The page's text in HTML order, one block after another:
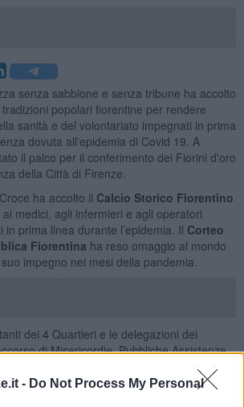
- Do Not Process My Personal
senza sabbione e senza tribune ha accolto
popolari fiorentine per rendere
sanità e del volontariato impegnati in prima
dovuta all'epidemia di Covid 19. A
il palco per il conferimento dei Fiorini d'oro
della Città di Firenze.
ha accolto il Calcio Storico Fiorentino
medici, agli infermieri e agli operatori
in prima linea durante l’epidemia. Il Corteo
Fiorentina ha reso omaggio al mondo
impegno nei mesi della pandemia.
dei 4 Quartieri e le delegazioni dei
di Misericordie, Pubbliche Assistenze,
Croce Rossa Italiana e tutti i volontari
dei Quartieri e della filiera alimentare che in
anziani e cittadini più fragili